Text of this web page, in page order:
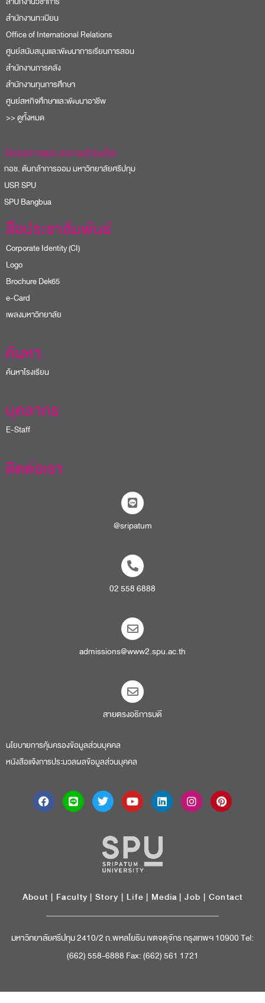
สำนักงานทะเบียน
Office of International Relations
ศูนย์สนับสนุนและพัฒนาการเรียนการสอน
สำนักงานการคลัง
สำนักงานทุนการศึกษา
ศูนย์สหกิจศึกษาและพัฒนาอาชีพ
>> ดูทั้งหมด
โครงการและความร่วมมือ
ช. ต้นกล้าการออม มหาวิทยาลัยศรีปทุม
SPU
Bangbua
สื่อประชาสัมพันธ์
Corporate Identity (CI)
Logo
Brochure Dek65
e-Card
เพลงมหาวิทยาลัย
ค้นหา
ค้นหาโรงเรียน
บุคลากร
E-Staff
ติดต่อเรา
@sripatum
02 558 6888
admissions@www2.spu.ac.th
สายตรงอธิการบดี​
นโยบายการคุ้มครองข้อมูลส่วนบุคคล
หนังสือแจ้งการประมวลผลข้อมูลส่วนบุคคล
About | Faculty | Story | Life | Media |Job | Contact
มหาวิทยาลัยศรีปทุม 2410/2 ถ.พหลโยธิน เขตจตุจักร กรุงเทพฯ 10900 Tel:
(662) 558-6888 Fax: (662) 561 1721